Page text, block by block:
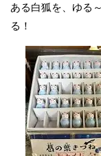
ある白狐を、ゆる
る！